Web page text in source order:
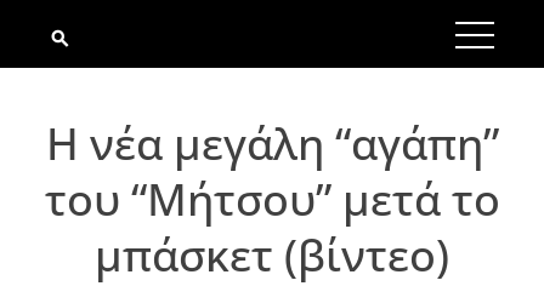
Η νέα μεγάλη “αγάπη”
του “Μήτσου” μετά το
μπάσκετ (βίντεο)